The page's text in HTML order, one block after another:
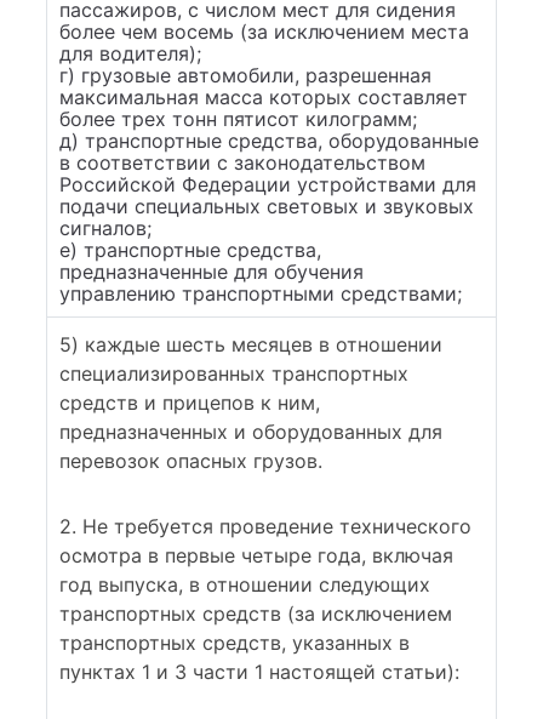
пассажиров, с числом мест для сидения
более чем восемь (за исключением места
для водителя);
г) грузовые автомобили, разрешенная
максимальная масса которых составляет
более трех тонн пятисот килограмм;
д) транспортные средства, оборудованные
в соответствии с законодательством
Российской Федерации устройствами для
подачи специальных световых и звуковых
сигналов;
е) транспортные средства,
предназначенные для обучения
управлению транспортными средствами;
5) каждые шесть месяцев в отношении
специализированных транспортных
средств и прицепов к ним,
предназначенных и оборудованных для
перевозок опасных грузов.
2. Не требуется проведение технического
осмотра в первые четыре года, включая
год выпуска, в отношении следующих
транспортных средств (за исключением
транспортных средств, указанных в
пунктах 1 и 3 части 1 настоящей статьи):